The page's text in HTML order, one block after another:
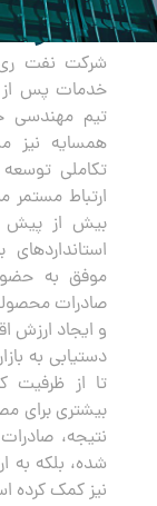
شرکت نفت
خدمات پس از
تیم مهندسی
همسایه نیز
تکاملی
ارتباط
بیش از پیش
موفق به
صادرات
و ایجاد ارزش
دستیابی به
تا از ظرفیت
بیشتری برای
نتیجه،
شده، بلکه به
نیز کمک کرده